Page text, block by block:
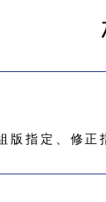
版指定、修